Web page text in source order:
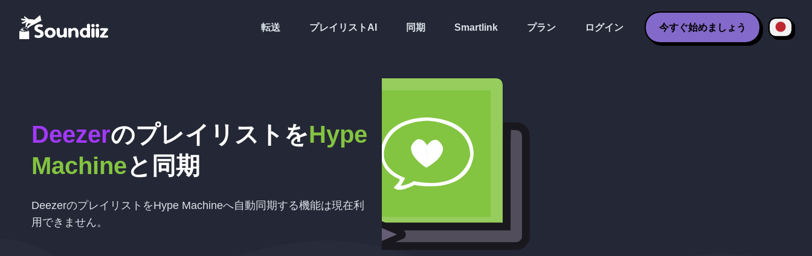
転送 プレイリストAI 同期 Smartlink プラン ログイン 今すぐ始めましょう
DeezerのプレイリストをHype
Machineと同期
DeezerのプレイリストをHype Machineへ自動同期する機能は現在利
用できません。